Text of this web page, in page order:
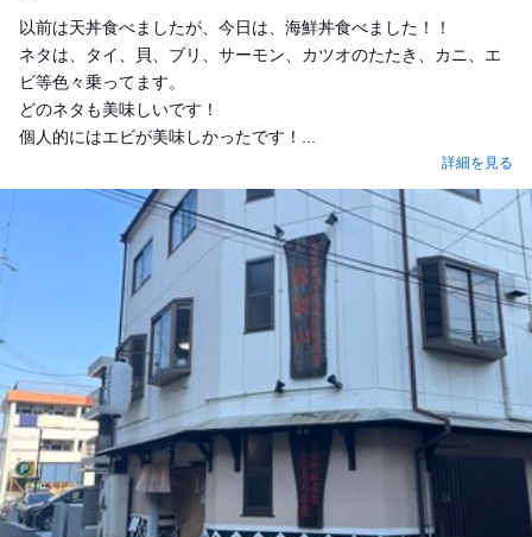
以前は天丼食べましたが、今日は、海鮮丼食べました！！
ネタは、タイ、貝、ブリ、サーモン、カツオのたたき、カニ、エ
ビ等色々乗ってます。
どのネタも美味しいです！
個人的にはエビが美味しかったです！...
詳細を見る